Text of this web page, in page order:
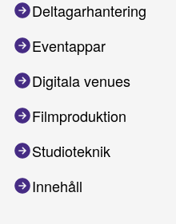
Deltagarhantering
Eventappar
Digitala venues
Filmproduktion
Studioteknik
Innehåll